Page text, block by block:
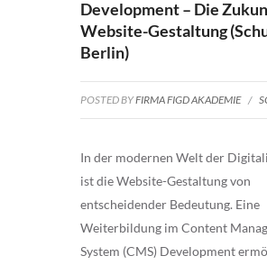
Development – Die
Website-Gestaltung
Berlin)
POSTED BYFIRMA FIGD AKADEMIE/
In der modernen Welt der
ist die Website-Gestaltung von
entscheidender Bedeutung. Eine
Weiterbildung im Content
System (CMS) Development